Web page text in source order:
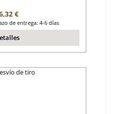
normal:
€
de entrega: 4-6 días